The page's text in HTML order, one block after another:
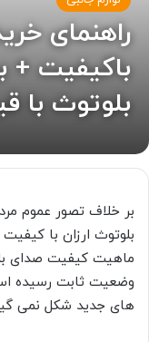
راهنمای
بلوتوث با
بر خلاف تصور عموم
بلوتوث ارزان با
ماهیت کیفیت صدای
وضعیت ثابت رسیده
های جدید شکل نمی